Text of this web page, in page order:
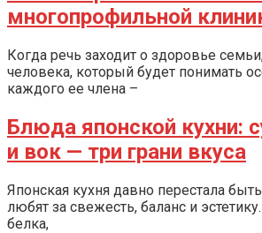
многопрофильной
Когда речь заходит о здоровье
человека, который будет понимать
каждого ее члена –
Блюда японской кухни:
и вок — три грани вкуса
Японская кухня давно перестала
любят за свежесть, баланс и
белка,